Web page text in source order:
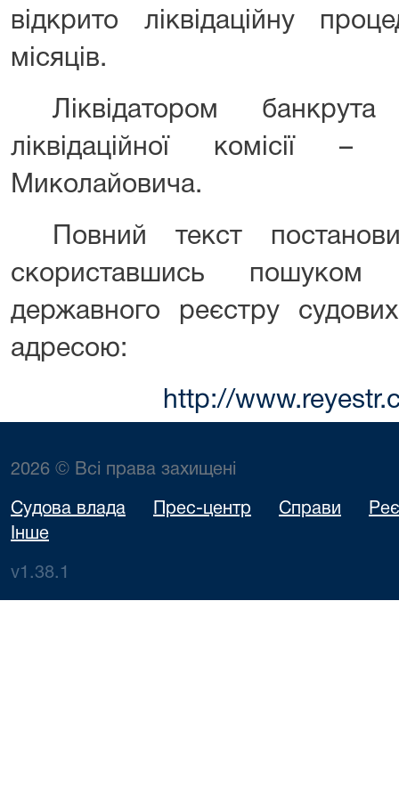
відкрито ліквідаційну
місяців.
Ліквідатором
ліквідаційної комісії –
Миколайовича.
Повний текст
скориставшись
державного реєстру
адресою:
http://
2026 © Всі права захищені
Судова влада Прес-центр Справи
Інше
v1.38.1